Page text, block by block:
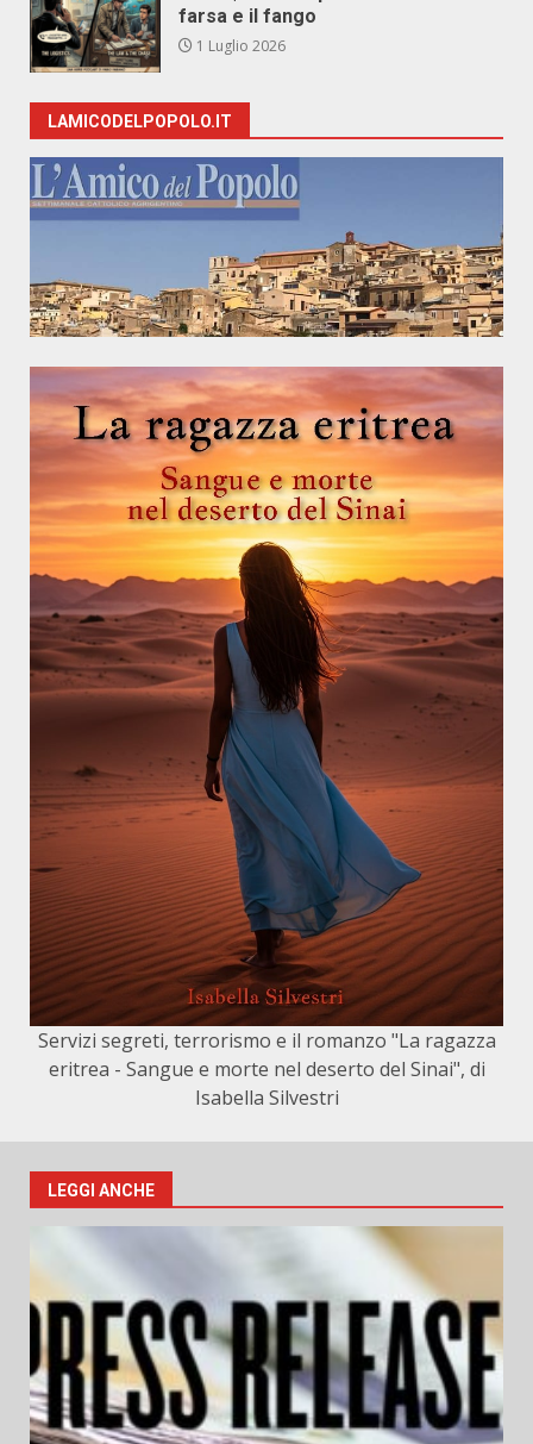
farsa e il fango
1 Luglio 2026
LAMICODELPOPOLO.IT
Servizi segreti, terrorismo e il romanzo "La ragazza
eritrea - Sangue e morte nel deserto del Sinai", di
Isabella Silvestri
LEGGI ANCHE